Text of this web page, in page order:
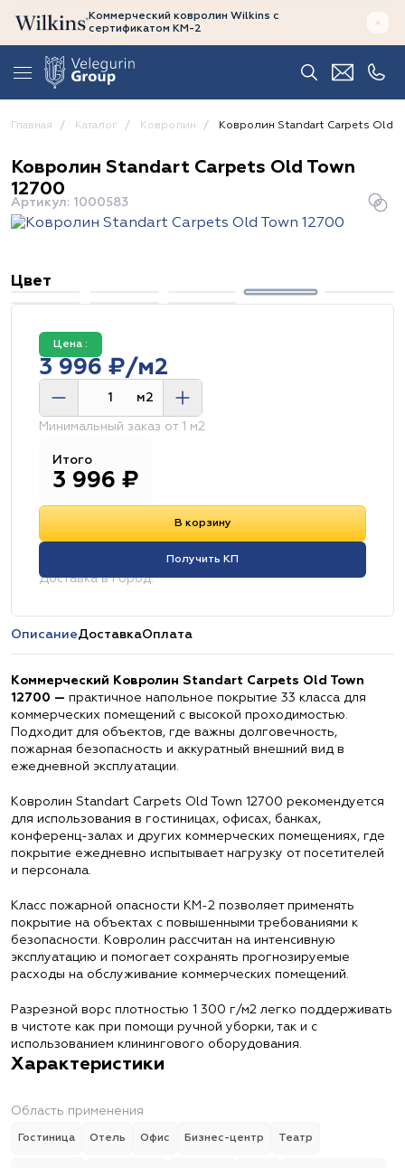
Коммерческий ковролин Wilkins с
сертификатом КМ-2
Главная Каталог Ковролин Ковролин Standart Carpets Old
Ковролин Standart Carpets Old Town
12700
Артикул: 1000583
Цвет
Цена :
3 996 ₽/м2
м2
Минимальный заказ от 1 м2
Итого
3 996 ₽
В корзину
Получить КП
Доставка в город:
ОписаниеДоставкаОплата
Коммерческий Ковролин Standart Carpets Old Town
12700 — практичное напольное покрытие 33 класса для
коммерческих помещений с высокой проходимостью.
Подходит для объектов, где важны долговечность,
пожарная безопасность и аккуратный внешний вид в
ежедневной эксплуатации.
Ковролин Standart Carpets Old Town 12700 рекомендуется
для использования в гостиницах, офисах, банках,
конференц-залах и других коммерческих помещениях, где
покрытие ежедневно испытывает нагрузку от посетителей
и персонала.
Класс пожарной опасности КМ-2 позволяет применять
покрытие на объектах с повышенными требованиями к
безопасности. Ковролин рассчитан на интенсивную
эксплуатацию и помогает сохранять прогнозируемые
расходы на обслуживание коммерческих помещений.
Разрезной ворс плотностью 1 300 г/м2 легко поддерживать
в чистоте как при помощи ручной уборки, так и с
использованием клинингового оборудования.
Характеристики
Область применения
Гостиница Отель Офис Бизнес-центр Театр